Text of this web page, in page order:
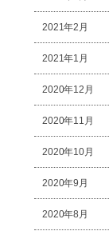
2021年2月
2021年1月
2020年12月
2020年11月
2020年10月
2020年9月
2020年8月